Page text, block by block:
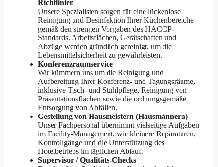
Richtlinien
Unsere Spezialisten sorgen für eine lückenlose
Reinigung und Desinfektion Ihrer Küchenbereiche
gemäß den strengen Vorgaben des HACCP-
Standards. Arbeitsflächen, Gerätschaften und
Abzüge werden gründlich gereinigt, um die
Lebensmittelsicherheit zu gewährleisten.
Konferenzraumservice
Wir kümmern uns um die Reinigung und
Aufbereitung Ihrer Konferenz- und Tagungsräume,
inklusive Tisch- und Stuhlpflege, Reinigung von
Präsentationsflächen sowie die ordnungsgemäße
Entsorgung von Abfällen.
Gestellung von Hausmeistern (Hausmännern)
Unser Fachpersonal übernimmt vielseitige Aufgaben
im Facility-Management, wie kleinere Reparaturen,
Kontrollgänge und die Unterstützung des
Hotelbetriebs im täglichen Ablauf.
Supervisor / Qualitäts-Checks